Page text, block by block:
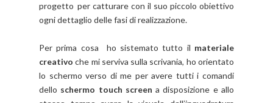
progetto per catturare con il suo piccolo obiettivo
ogni dettaglio delle fasi di realizzazione.
Per prima cosa ho sistemato tutto il materiale
creativoche mi serviva sulla scrivania, ho orientato
lo schermo verso di me per avere tutti i comandi
dello schermo touch screen a disposizione e allo